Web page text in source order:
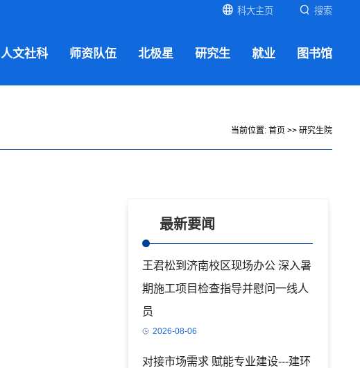
科大主页 搜索
人文社科 师资队伍 北极星 研究生 就业 图书馆
当前位置: 首页 >> 研究生院
最新要闻
王君松到济南校区现场办公 深入暑
期施工项目检查指导并慰问一线人
员
2026-08-06
对接市场需求 赋能专业建设---建环